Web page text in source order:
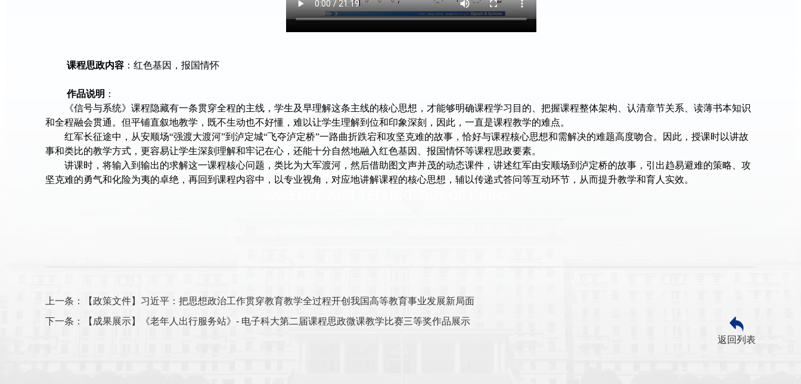
课程思政内容 ：红色基因，报国情怀
作品说明 ：
《信号与系统》课程隐藏有一条贯穿全程的主线，学生及早理解这条主线的核心思想，才能够明确课程学习目的、把握课程整体架构、认清章节关系、读薄书本知识
和全程融会贯通。但平铺直叙地教学，既不生动也不好懂，难以让学生理解到位和印象深刻，因此，一直是课程教学的难点。
红军长征途中，从安顺场“强渡大渡河”到泸定城“飞夺泸定桥”一路曲折跌宕和攻坚克难的故事，恰好与课程核心思想和需解决的难题高度吻合。因此，授课时以讲故
事和类比的教学方式，更容易让学生深刻理解和牢记在心，还能十分自然地融入红色基因、报国情怀等课程思政要素。
讲课时，将输入到输出的求解这一课程核心问题，类比为大军渡河，然后借助图文声并茂的动态课件，讲述红军由安顺场到泸定桥的故事，引出趋易避难的策略、攻
坚克难的勇气和化险为夷的卓绝，再回到课程内容中，以专业视角，对应地讲解课程的核心思想，辅以传递式答问等互动环节，从而提升教学和育人实效。
上一条：【政策文件】习近平：把思想政治工作贯穿教育教学全过程开创我国高等教育事业发展新局面
下一条：【成果展示】《老年人出行服务站》- 电子科大第二届课程思政微课教学比赛三等奖作品展示
返回列表